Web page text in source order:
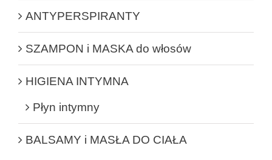
ANTYPERSPIRANTY
SZAMPON i MASKA do włosów
HIGIENA INTYMNA
Płyn intymny
BALSAMY i MASŁA DO CIAŁA